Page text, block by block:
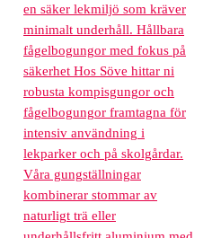
en säker lekmiljö som kräver
minimalt underhåll. Hållbara
fågelbogungor med fokus på
säkerhet Hos Söve hittar ni
robusta kompisgungor och
fågelbogungor framtagna för
intensiv användning i
lekparker och på skolgårdar.
Våra gungställningar
kombinerar stommar av
naturligt trä eller